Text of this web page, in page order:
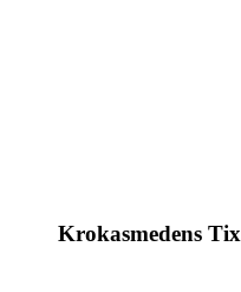
Krokasmedens Tix